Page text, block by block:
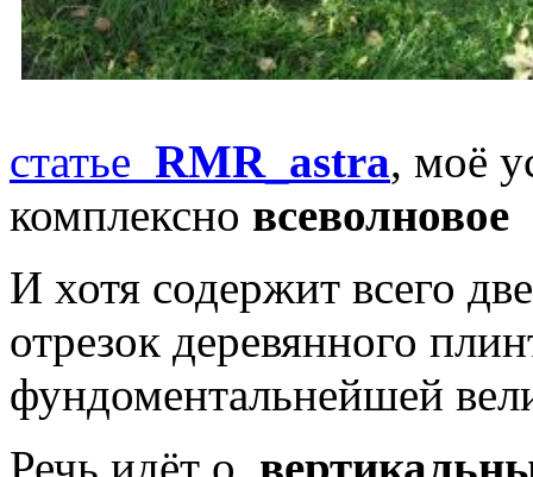
статье RMR_astra, моё
комплексно всеволновое
И хотя содержит всего
отрезок деревянного
фундоментальнейшей
Речь идёт о